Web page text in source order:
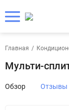
Главная /
Мульти-
Обзор Отзывы